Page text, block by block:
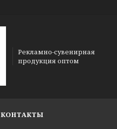
Рекламно-сувенирная
продукция оптом
КОНТАКТЫ